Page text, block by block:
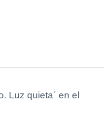
Luz quieta´ en el